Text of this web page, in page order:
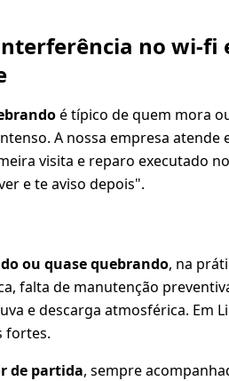
no wi-fi
é típico de quem mora
A nossa empresa atende
visita e reparo executado
e te aviso depois".
ou quase quebrando, na
falta de manutenção
e descarga atmosférica. Em
fortes.
de partida, sempre